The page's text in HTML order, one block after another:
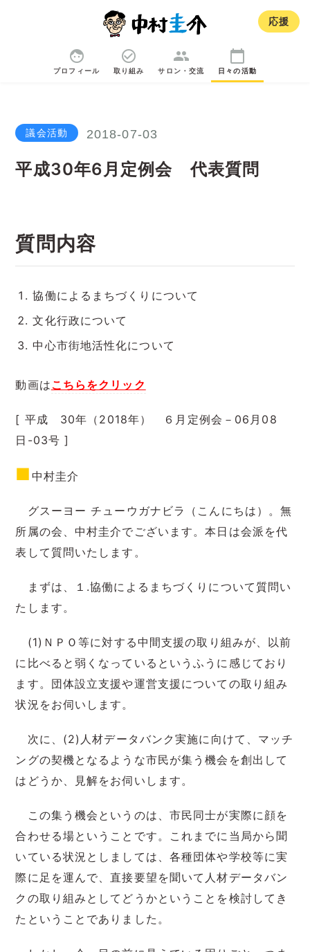
face
プロフィール
check_circle_outline
取り組み
group
サロン・交流
calendar_today
日々の活動
応援
議会活動 2018-07-03
平成30年6月定例会 代表質問
質問内容
協働によるまちづくりについて
文化行政について
中心市街地活性化について
動画はこちらをクリック
[ 平成 30年（2018年） ６月定例会－06月08
日-03号 ]
■ 中村圭介
グスーヨー チューウガナビラ（こんにちは）。無
所属の会、中村圭介でございます。本日は会派を代
表して質問いたします。
まずは、１.協働によるまちづくりについて質問い
たします。
(1)ＮＰＯ等に対する中間支援の取り組みが、以前
に比べると弱くなっているというふうに感じており
ます。団体設立支援や運営支援についての取り組み
状況をお伺いします。
次に、(2)人材データバンク実施に向けて、マッチ
ングの契機となるような市民が集う機会を創出して
はどうか、見解をお伺いします。
この集う機会というのは、市民同士が実際に顔を
合わせる場ということです。これまでに当局から聞
いている状況としましては、各種団体や学校等に実
際に足を運んで、直接要望を聞いて人材データバン
クの取り組みとしてどうかということを検討してき
たということでありました。